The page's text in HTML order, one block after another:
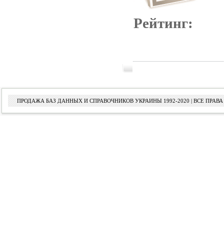
Рейтинг:
ПРОДАЖА БАЗ ДАННЫХ И СПРАВОЧНИКОВ УКРАИНЫ 1992-2020 | ВСЕ